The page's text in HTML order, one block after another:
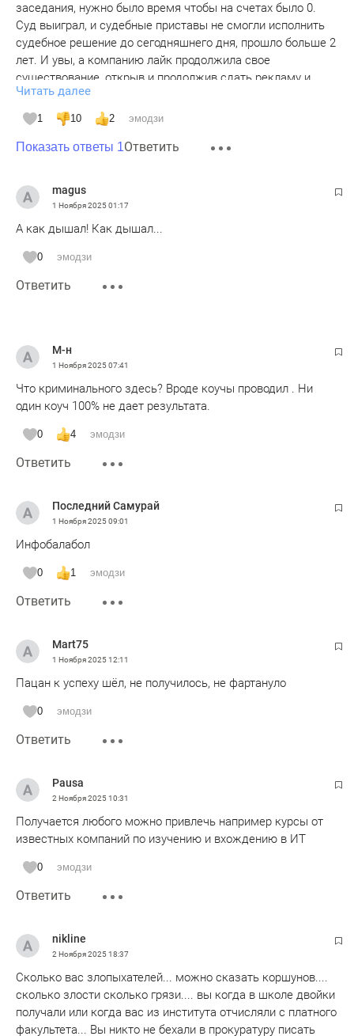
заседания, нужно было время чтобы на счетах было 0.
Суд выиграл, и судебные приставы не смогли исполнить
судебное решение до сегодняшнего дня, прошло больше 2
лет. И увы, а компанию лайк продолжила свое
существование, открыв и продолжив сдать рекламу и
получать деньги через ип оформленным в другом месте, и
работает по сей день. У ГУВД И ПРОКУРАТУРЫ писал
письма, отписки, нет состава преступленная. Где
справедливость !?
Читать далее
1 10 2 эмодзи
Показать ответы 1Ответить
magus
1 Ноября 202501:17
А как дышал! Как дышал...
0 эмодзи
Ответить
М-н
1 Ноября 202507:41
Что криминального здесь? Вроде коучы проводил . Ни
один коуч 100% не дает результата.
0 4 эмодзи
Ответить
Последний Самурай
1 Ноября 202509:01
Инфобалабол
0 1 эмодзи
Ответить
Mart75
1 Ноября 202512:11
Пацан к успеху шёл, не получилось, не фартануло
0 эмодзи
Ответить
Pausa
2 Ноября 202510:31
Получается любого можно привлечь например курсы от
известных компаний по изучению и вхождению в ИТ
0 эмодзи
Ответить
nikline
2 Ноября 202518:37
Сколько вас злопыхателей... можно сказать коршунов....
сколько злости сколько грязи.... вы когда в школе двойки
получали или когда вас из института отчисляли с платного
факультета... Вы никто не бехали в прокуратуру писать